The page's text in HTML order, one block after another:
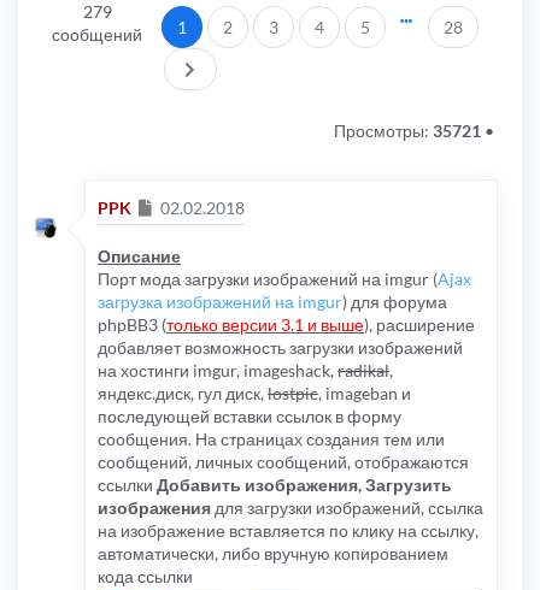
279
сообщений
1 2 3 4 5
28
След.
Просмотры: 35721 •
PPK Сообщение
02.02.2018
Описание
Порт мода загрузки изображений на imgur (Ajax
загрузка изображений на imgur) для форума
phpBB3 (только версии 3.1 и выше), расширение
добавляет возможность загрузки изображений
на хостинги imgur, imageshack,radikal,
яндекс.диск, гул диск,lostpic, imageban и
последующей вставки ссылок в форму
сообщения. На страницах создания тем или
сообщений, личных сообщений, отображаются
ссылки Добавить изображения, Загрузить
изображения для загрузки изображений, ссылка
на изображение вставляется по клику на ссылку,
автоматически, либо вручную копированием
кода ссылки